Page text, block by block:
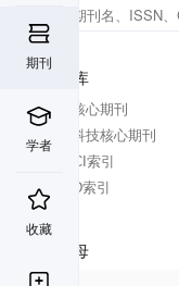
期刊
学者
收藏
数据库
北大核心期刊
中国科技核心期刊
CSSCI索引
CSCD索引
首字母